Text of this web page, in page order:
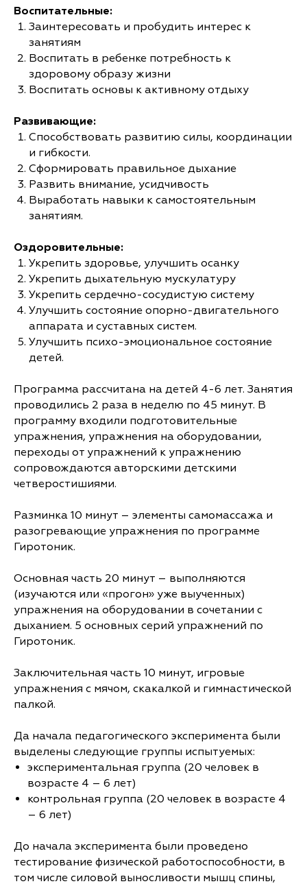
Воспитательные:
Заинтересовать и пробудить интерес к
занятиям
Воспитать в ребенке потребность к
здоровому образу жизни
Воспитать основы к активному отдыху
Развивающие:
Способствовать развитию силы, координации
и гибкости.
Сформировать правильное дыхание
Развить внимание, усидчивость
Выработать навыки к самостоятельным
занятиям.
Оздоровительные:
Укрепить здоровье, улучшить осанку
Укрепить дыхательную мускулатуру
Укрепить сердечно-сосудистую систему
Улучшить состояние опорно-двигательного
аппарата и суставных систем.
Улучшить психо-эмоциональное состояние
детей.
Программа рассчитана на детей 4-6 лет. Занятия
проводились 2 раза в неделю по 45 минут. В
программу входили подготовительные
упражнения, упражнения на оборудовании,
переходы от упражнений к упражнению
сопровождаются авторскими детскими
четверостишиями.
Разминка 10 минут – элементы самомассажа и
разогревающие упражнения по программе
Гиротоник.
Основная часть 20 минут – выполняются
(изучаются или «прогон» уже выученных)
упражнения на оборудовании в сочетании с
дыханием. 5 основных серий упражнений по
Гиротоник.
Заключительная часть 10 минут, игровые
упражнения с мячом, скакалкой и гимнастической
палкой.
Да начала педагогического эксперимента были
выделены следующие группы испытуемых:
экспериментальная группа (20 человек в
возрасте 4 – 6 лет)
контрольная группа (20 человек в возрасте 4
– 6 лет)
До начала эксперимента были проведено
тестирование физической работоспособности, в
том числе силовой выносливости мышц спины,